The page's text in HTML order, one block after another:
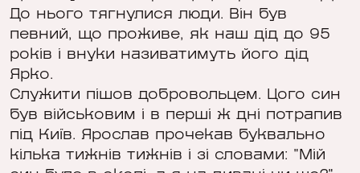
До нього тягнулися люди. Він був
певний, що проживе, як наш дід до 95
років і внуки називатимуть його дід
Ярко.
Служити пішов добровольцем. Цого син
був військовим і в перші ж дні потрапив
під Київ. Ярослав прочекав буквально
кілька тижнів тижнів і зі словами: "Мій